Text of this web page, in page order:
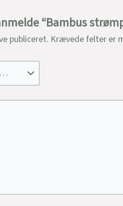
“Bambus
publiceret. Krævede felter er